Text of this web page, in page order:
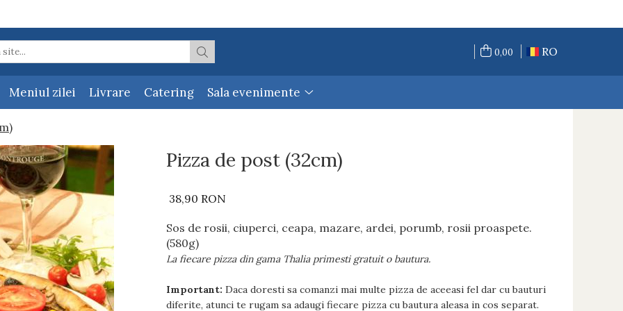
0,00 RO
Meniul zilei Livrare Catering Sala evenimente
Pizza de post (32cm)
38,90 RON
Sos de rosii, ciuperci, ceapa, mazare, ardei, porumb, rosii proaspete.
(580g)
La fiecare pizza din gama Thalia primesti gratuit o bautura.
Important: Daca doresti sa comanzi mai multe pizza de aceeasi fel dar cu bauturi
diferite, atunci te rugam sa adaugi fiecare pizza cu bautura aleasa in cos separat.